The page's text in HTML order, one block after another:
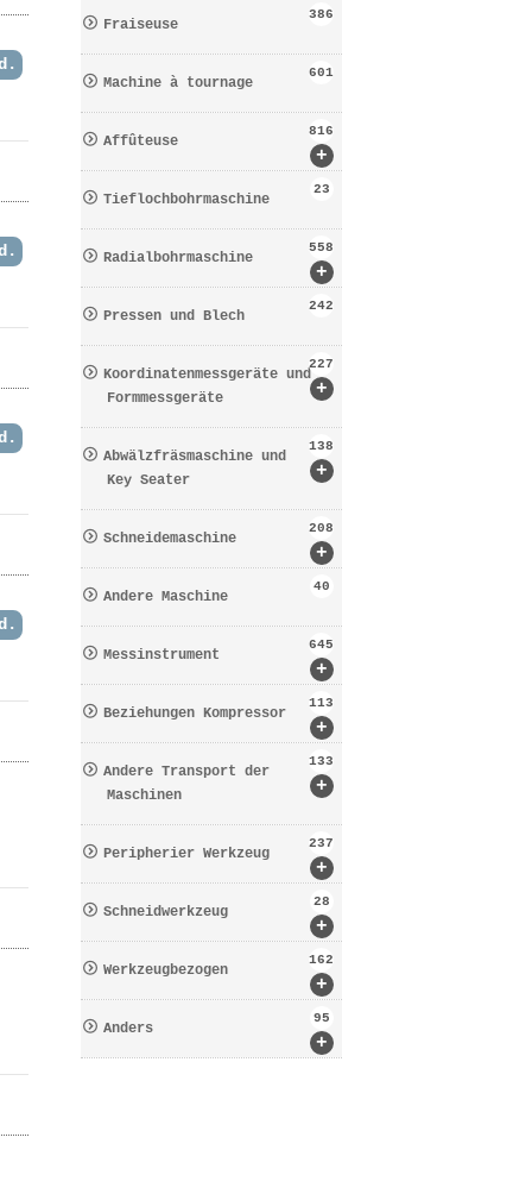
Fraiseuse
386
Machine à tournage
601
+
Affûteuse
816
Tieflochbohrmaschine
23
+
Radialbohrmaschine
558
Pressen und Blech
242
+
Koordinatenmessgeräte und
Formmessgeräte
227
+
Abwälzfräsmaschine und
Key Seater
138
+
Schneidemaschine
208
Andere Maschine
40
+
Messinstrument
645
+
Beziehungen Kompressor
113
+
Andere Transport der
Maschinen
133
+
Peripherier Werkzeug
237
+
Schneidwerkzeug
28
+
Werkzeugbezogen
162
+
Anders
95